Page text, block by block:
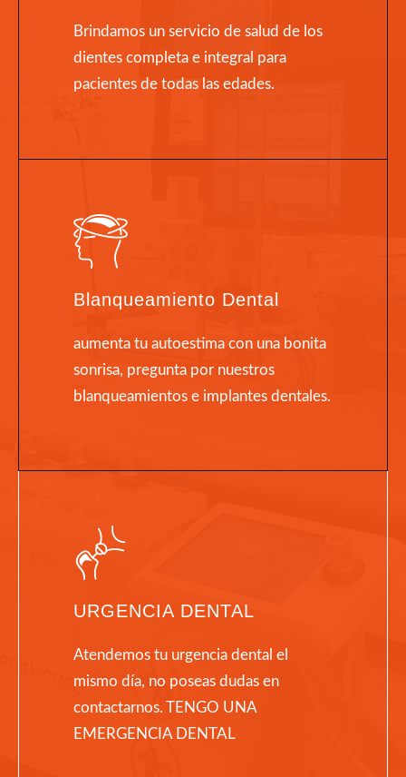
Brindamos un servicio de salud de los
dientes completa e integral para
pacientes de todas las edades.
Blanqueamiento Dental
aumenta tu autoestima con una bonita
sonrisa, pregunta por nuestros
blanqueamientos e implantes dentales.
URGENCIA DENTAL
Atendemos tu urgencia dental el
mismo día, no poseas dudas en
contactarnos. TENGO UNA
EMERGENCIA DENTAL